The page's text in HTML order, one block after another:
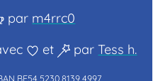
par m4rrc0
et parTess h.
BE54 5230 8139 4997